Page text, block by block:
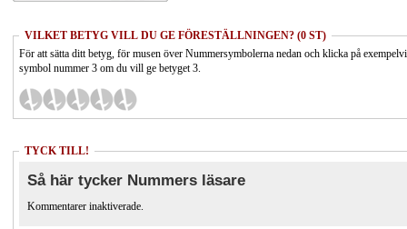
VILKET BETYG VILL DU GE FÖRESTÄLLNINGEN? (0 ST)
För att sätta ditt betyg, för musen över Nummersymbolerna nedan och klicka på
symbol nummer 3 om du vill ge betyget 3.
TYCK TILL!
Så här tycker Nummers läsare
Kommentarer inaktiverade.